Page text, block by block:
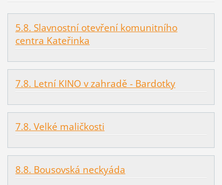
5.8. Slavnostní otevření komunitního
centra Kateřinka
7.8. Letní KINO v zahradě - Bardotky
7.8. Velké maličkosti
8.8. Bousovská neckyáda